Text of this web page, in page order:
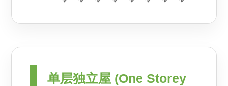
单层独立屋 (One Storey